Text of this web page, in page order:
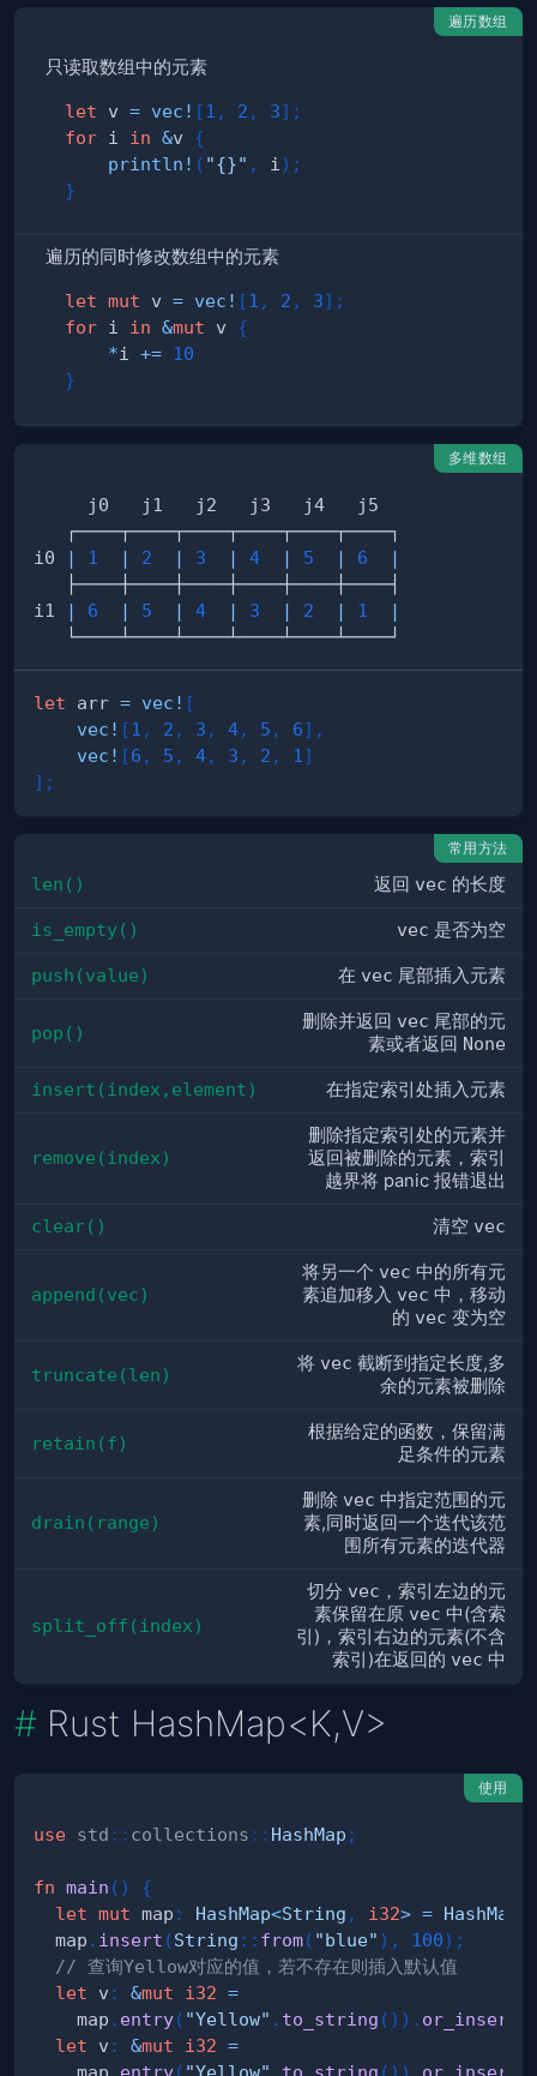
遍历数组
只读取数组中的元素
let v = vec! [1 , 2 , 3] ;
for i in &v {
println! ( "{}" , i ) ;
}
遍历的同时修改数组中的元素
let mut v = vec! [1 , 2 , 3] ;
for i in &mut v {
*i += 10
}
多维数组
i0
| 1 | 2 | 3 | 4 | 5 | 6
|
i1
| 6 | 5 | 4 | 3 | 2 | 1
|
let arr = vec! [
vec! [1 , 2 , 3 , 4, 5 , 6] ,
vec! [6 , 5 , 4, 3 , 2 , 1 ]
] ;
常用方法
len() 返回 vec 的长度
is_empty() vec 是否为空
push(value) 在 vec 尾部插入元素
pop()
删除并返回 vec 尾部的元
素或者返回 None
insert(index,element) 在指定索引处插入元素
remove(index)
删除指定索引处的元素并
返回被删除的元素，索引
越界将 panic 报错退出
clear() 清空 vec
append(vec)
将另一个 vec 中的所有元
素追加移入 vec 中，移动
的 vec 变为空
truncate(len)
将 vec 截断到指定长度,多
余的元素被删除
retain(f)
根据给定的函数，保留满
足条件的元素
drain(range)
删除 vec 中指定范围的元
素,同时返回一个迭代该范
围所有元素的迭代器
split_off(index)
切分 vec ，索引左边的元
素保留在原 vec 中(含索
引)，索引右边的元素(不含
索引)在返回的 vec 中
Rust HashMap<K,V>
使用
use std :: collections :: HashMap ;
fn main ( )
{
let mut map : HashMap<String , i32> = HashMap
  map
. insert (String :: from( "blue" ) , 100) ;
// 查询Yellow对应的值，若不存在则插入默认值
let v : &mut i32 =
    map
. entry( "Yellow" . to_string ( ) ) . or_insert
let v : &mut i32 =